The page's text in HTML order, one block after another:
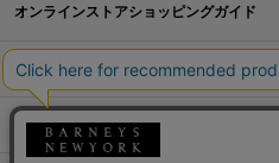
オンラインストアショッピングガイド
店舗情報
サービス